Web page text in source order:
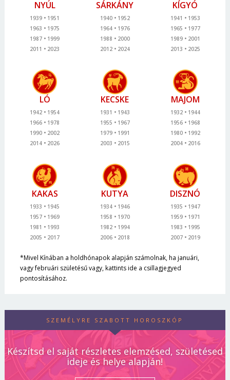
NYÚL
1939
1951
1963
1975
1987
1999
2011
2023
SÁRKÁNY
1940
1952
1964
1976
1988
2000
2012
2024
KÍGYÓ
1941
1953
1965
1977
1989
2001
2013
2025
LÓ
1942
1954
1966
1978
1990
2002
2014
2026
KECSKE
1931
1943
1955
1967
1979
1991
2003
2015
MAJOM
1932
1944
1956
1968
1980
1992
2004
2016
KAKAS
1933
1945
1957
1969
1981
1993
2005
2017
KUTYA
1934
1946
1958
1970
1982
1994
2006
2018
DISZNÓ
1935
1947
1959
1971
1983
1995
2007
2019
*Mivel Kínában a holdhónapok alapján számolnak, ha januári,
vagy februári születésű vagy, kattints ide a csillagjegyed
pontosításához.
SZEMÉLYRE SZABOTT HOROSZKÓP
Készítsd el saját részletes elemzésed, születésed
ideje és helye alapján!